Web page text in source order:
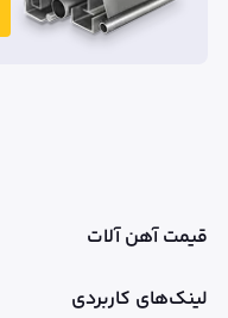
قیمت آهن آلات
لینک‌های کاربردی